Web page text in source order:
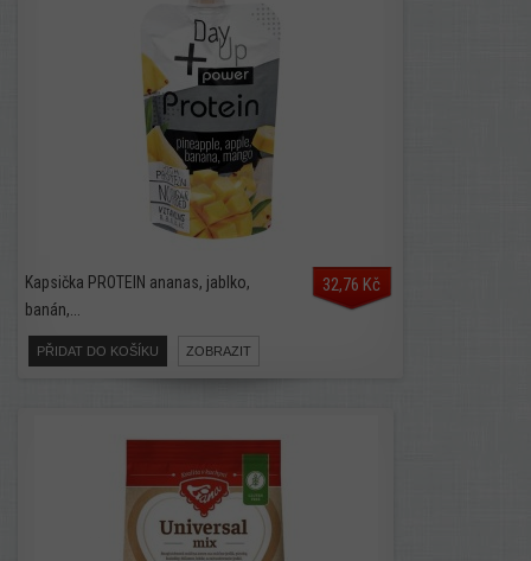
Kapsička PROTEIN ananas, jablko,
banán,...
32,76 Kč
PŘIDAT DO KOŠÍKU ZOBRAZIT